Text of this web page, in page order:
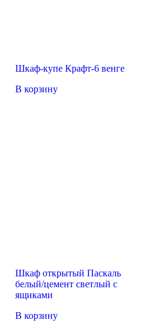
Шкаф-купе Крафт-6 венге
В корзину
Шкаф открытый Паскаль
белый/цемент светлый с
ящиками
В корзину